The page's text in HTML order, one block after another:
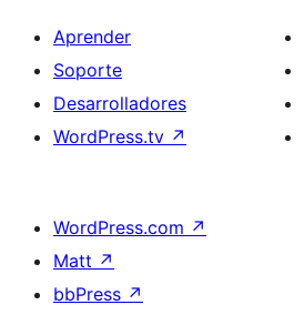
Aprender
Soporte
Desarrolladores
WordPress.tv ↗
WordPress.com ↗
Matt ↗
bbPress ↗